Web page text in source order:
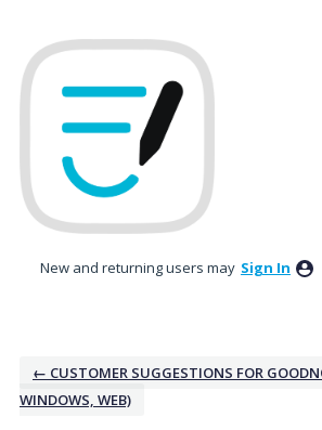
to
content
New and returning users may Sign In
← CUSTOMER SUGGESTIONS FOR
WINDOWS, WEB)